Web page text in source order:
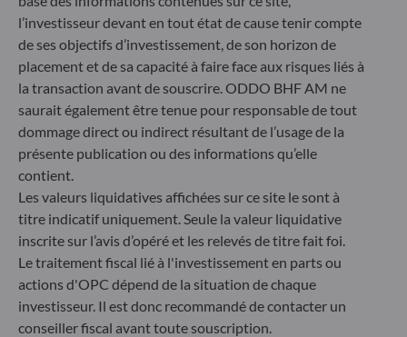
Düsseldorf
ODDO BHF Asset Management LUX
L-5365 Munsbach
Luxembourg
+352 45 76 76 245
Enregistré au registre du commerce et des sociétés de
Luxembourg sous le numéro B 29891 Agréé et supervisé
par la commission de Surveillance du Secteur Financier
(CSSF)
Communiqué sur les sanctions européennes contre la
Russie
l’investisseur devant en tout état de cause tenir compte
de ses objectifs d’investissement, de son horizon de
placement et de sa capacité à faire face aux risques liés à
la transaction avant de souscrire. ODDO BHF AM ne
saurait également être tenue pour responsable de tout
dommage direct ou indirect résultant de l’usage de la
présente publication ou des informations qu’elle
contient.
Les valeurs liquidatives affichées sur ce site le sont à
titre indicatif uniquement. Seule la valeur liquidative
inscrite sur l’avis d’opéré et les relevés de titre fait foi.
Le traitement fiscal lié à l'investissement en parts ou
actions d'OPC dépend de la situation de chaque
investisseur. Il est donc recommandé de contacter un
conseiller fiscal avant toute souscription.